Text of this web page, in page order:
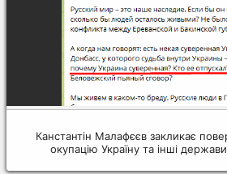
Канстантін Малафєєв закликає
окупацію Україну та інші